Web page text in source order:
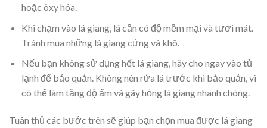
hoặc ôxy hóa.
Khi chạm vào lá giang, lá cần có độ mềm mại và tươi mát.
Tránh mua những lá giang cứng và khô.
Nếu bạn không sử dụng hết lá giang, hãy cho ngay vào tủ
lạnh để bảo quản. Không nên rửa lá trước khi bảo quản, vì
có thể làm tăng độ ẩm và gây hỏng lá giang nhanh chóng.
Tuân thủ các bước trên sẽ giúp bạn chọn mua được lá giang